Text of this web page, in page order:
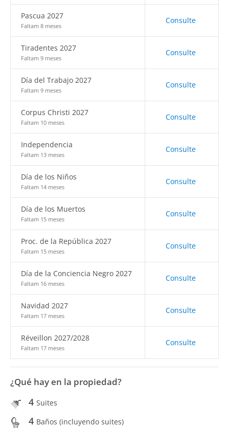
Pascua 2027
Faltam 8 meses
Consulte
Tiradentes 2027
Faltam 9 meses
Consulte
Día del Trabajo 2027
Faltam 9 meses
Consulte
Corpus Christi 2027
Faltam 10 meses
Consulte
Independencia
Faltam 13 meses
Consulte
Día de los Niños
Faltam 14 meses
Consulte
Día de los Muertos
Faltam 15 meses
Consulte
Proc. de la República 2027
Faltam 15 meses
Consulte
Día de la Conciencia Negro 2027
Faltam 16 meses
Consulte
Navidad 2027
Faltam 17 meses
Consulte
Réveillon 2027/2028
Faltam 17 meses
Consulte
¿Qué hay en la propiedad?
4 Suites
4 Baños (incluyendo suites)